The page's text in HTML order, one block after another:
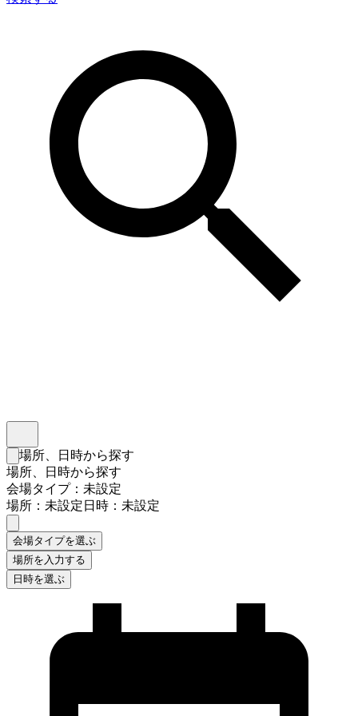
検索フォームを閉じる
場所、日時から探す
場所、日時から探す
会場タイプ：未設定
場所：未設定日時：未設定
会場タイプを選ぶ
場所を入力する
日時を選ぶ